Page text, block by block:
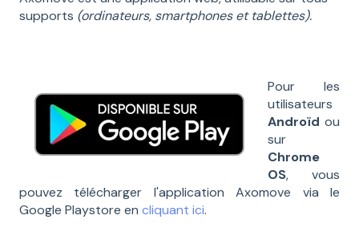
supports (ordinateurs, smartphones et tablettes).
Pour les
utilisateurs
Androïd ou
sur
Chrome
OS, vous
pouvez télécharger l'application Axomove via le
Google Playstore en cliquant ici.